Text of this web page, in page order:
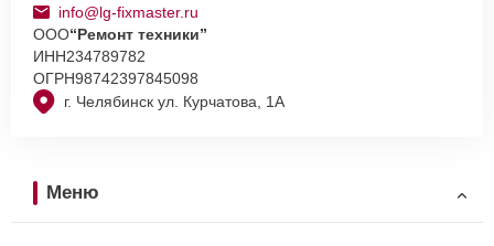
г. Челябинск ул. Курчатова, 1А
info@lg-fixmaster.ru
ООО“Ремонт техники”
ИНН234789782
ОГРН98742397845098
Меню